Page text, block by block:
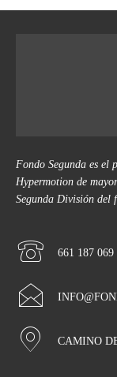
Fondo Segunda es el
Hypermotion de
Segunda División del
661 187 069
CAMINO